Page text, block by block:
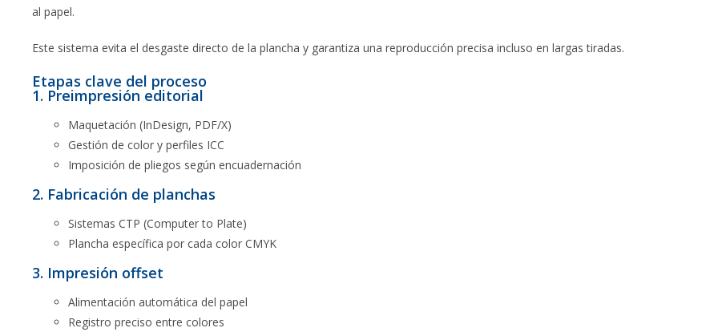
al papel.
Este sistema evita el desgaste directo de la plancha y garantiza una reproducción precisa incluso en largas tiradas.
Etapas clave del proceso
1. Preimpresión editorial
Maquetación (InDesign, PDF/X)
Gestión de color y perfiles ICC
Imposición de pliegos según encuadernación
2. Fabricación de planchas
Sistemas CTP (Computer to Plate)
Plancha específica por cada color CMYK
3. Impresión offset
Alimentación automática del papel
Registro preciso entre colores